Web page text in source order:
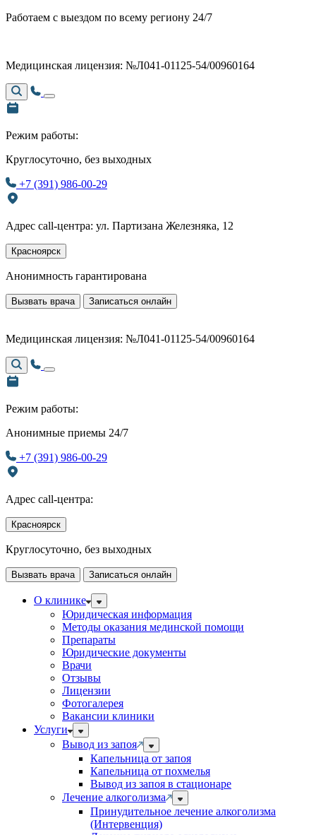
Работаем с выездом по всему региону 24/7
Медицинская лицензия: №Л041-01125-54/00960164
Режим работы:
Круглосуточно, без выходных
+7 (391) 986-00-29
Адрес call-центра: ул. Партизана Железняка, 12
Красноярск
Анонимность гарантирована
Вызвать врача Записаться онлайн
Медицинская лицензия: №Л041-01125-54/00960164
Режим работы:
Анонимные приемы 24/7
+7 (391) 986-00-29
Адрес call-центра:
Красноярск
Круглосуточно, без выходных
Вызвать врача Записаться онлайн
О клинике
Юридическая информация
Методы оказания мединской помощи
Препараты
Юридические документы
Врачи
Отзывы
Лицензии
Фотогалерея
Вакансии клиники
Услуги
Вывод из запоя
Капельница от запоя
Капельница от похмелья
Вывод из запоя в стационаре
Лечение алкоголизма
Принудительное лечение алкоголизма
(Интервенция)